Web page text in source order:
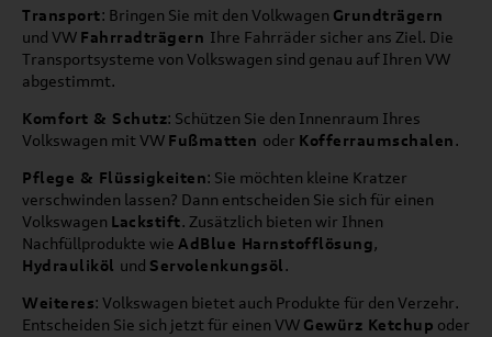
Transport: Bringen Sie mit den Volkwagen Grundträgern
und VW Fahrradträgern Ihre Fahrräder sicher ans Ziel. Die
Transportsysteme von Volkswagen sind genau auf Ihren VW
abgestimmt.
Komfort & Schutz: Schützen Sie den Innenraum Ihres
Volkswagen mit VW Fußmatten oder Kofferraumschalen.
Pflege & Flüssigkeiten: Sie möchten kleine Kratzer
verschwinden lassen? Dann entscheiden Sie sich für einen
Volkswagen Lackstift. Zusätzlich bieten wir Ihnen
Nachfüllprodukte wie AdBlue Harnstofflösung,
Hydrauliköl und Servolenkungsöl.
Weiteres: Volkswagen bietet auch Produkte für den Verzehr.
Entscheiden Sie sich jetzt für einen VW Gewürz Ketchup oder